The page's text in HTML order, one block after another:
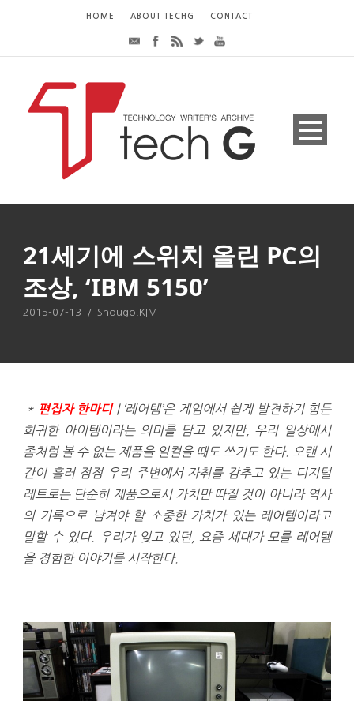
HOME ABOUT TECHG CONTACT
21세기에 스위치 올린 PC의
조상, ‘IBM 5150’
2015-07-13 / Shougo.KIM
* 편집자 한마디| ‘레어템’은 게임에서 쉽게 발견하기 힘든
희귀한 아이템이라는 의미를 담고 있지만, 우리 일상에서
좀처럼 볼 수 없는 제품을 일컬을 때도 쓰기도 한다. 오랜 시
간이 흘러 점점 우리 주변에서 자취를 감추고 있는 디지털
레트로는 단순히 제품으로서 가치만 따질 것이 아니라 역사
의 기록으로 남겨야 할 소중한 가치가 있는 레어템이라고
말할 수 있다. 우리가 잊고 있던, 요즘 세대가 모를 레어템
을 경험한 이야기를 시작한다.